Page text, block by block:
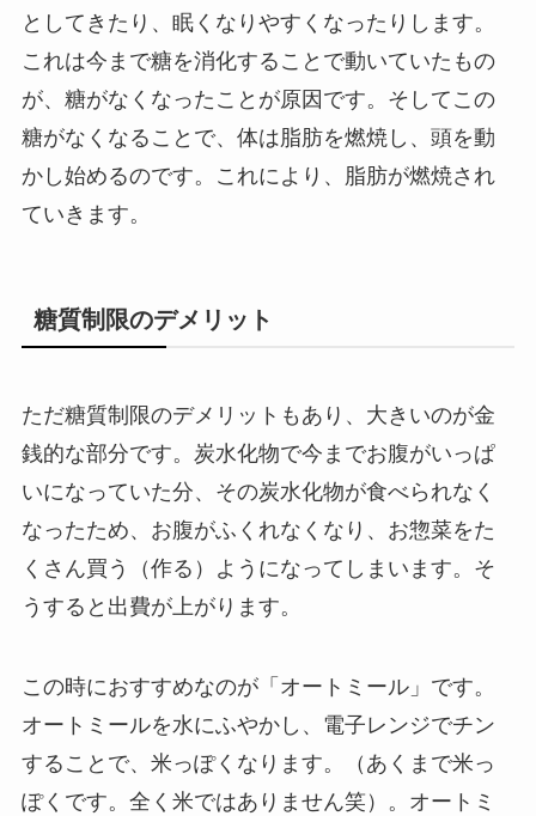
としてきたり、眠くなりやすくなったりします。
これは今まで糖を消化することで動いていたもの
が、糖がなくなったことが原因です。そしてこの
糖がなくなることで、体は脂肪を燃焼し、頭を動
かし始めるのです。これにより、脂肪が燃焼され
ていきます。
糖質制限のデメリット
ただ糖質制限のデメリットもあり、大きいのが金
銭的な部分です。炭水化物で今までお腹がいっぱ
いになっていた分、その炭水化物が食べられなく
なったため、お腹がふくれなくなり、お惣菜をた
くさん買う（作る）ようになってしまいます。そ
うすると出費が上がります。
この時におすすめなのが「オートミール」です。
オートミールを水にふやかし、電子レンジでチン
することで、米っぽくなります。（あくまで米っ
ぽくです。全く米ではありません笑）。オートミ